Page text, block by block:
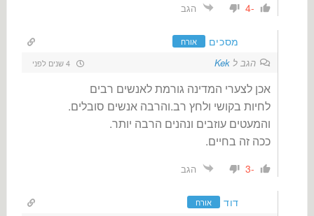
-4 הגב
מסכים אורח
הגב ל Kek
אכן לצערי המדינה גורמת לאנשים רבים
לחיות בקושי ולחץ רב.והרבה אנשים סובלים.
והמעטים עוזבים ונהנים הרבה יותר.
ככה זה בחיים.
-3 הגב
דוד אורח